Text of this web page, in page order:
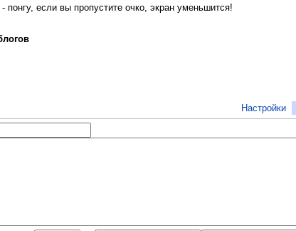
понгу, если вы пропустите очко, экран уменьшится!
Настройки